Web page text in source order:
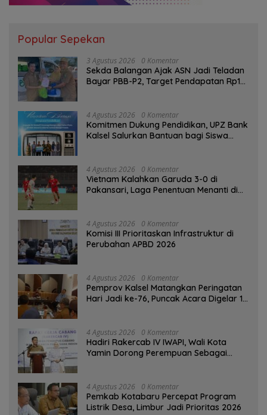
Popular Sepekan
3 Agustus 2026 0 Komentar
Sekda Balangan Ajak ASN Jadi Teladan
Bayar PBB-P2, Target Pendapatan Rp1
4 Agustus 2026 0 Komentar
Komitmen Dukung Pendidikan, UPZ Bank
Kalsel Salurkan Bantuan bagi Siswa
4 Agustus 2026 0 Komentar
Vietnam Kalahkan Garuda 3-0 di
Pakansari, Laga Penentuan Menanti di
4 Agustus 2026 0 Komentar
‎Komisi III Prioritaskan Infrastruktur di
Perubahan APBD 2026
4 Agustus 2026 0 Komentar
Pemprov Kalsel Matangkan Peringatan
Hari Jadi ke-76, Puncak Acara Digelar 13
4 Agustus 2026 0 Komentar
Hadiri Rakercab IV IWAPI, Wali Kota
Yamin Dorong Perempuan Sebagai
4 Agustus 2026 0 Komentar
Pemkab Kotabaru Percepat Program
Listrik Desa, Limbur Jadi Prioritas 2026